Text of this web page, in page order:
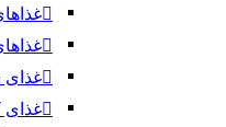
غذای
غذای